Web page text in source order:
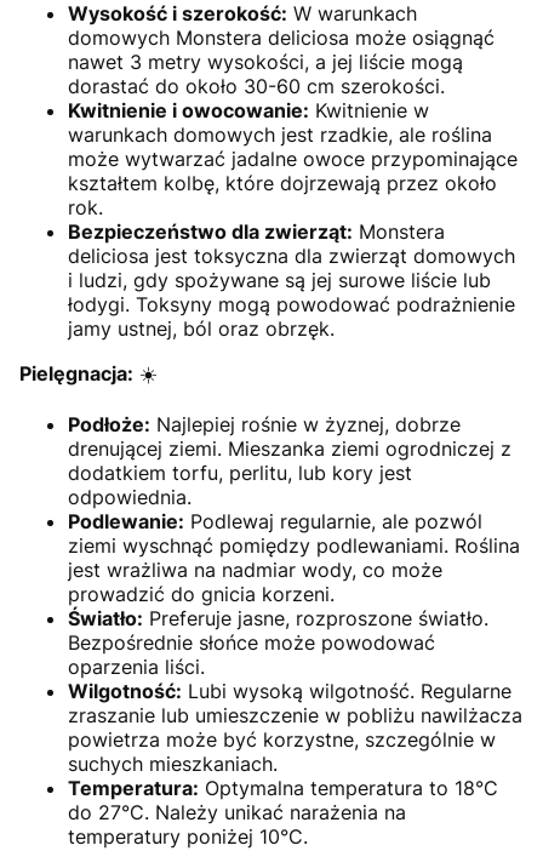
Wysokość i szerokość: W warunkach
domowych Monstera deliciosa może osiągnąć
nawet 3 metry wysokości, a jej liście mogą
dorastać do około 30-60 cm szerokości.
Kwitnienie i owocowanie: Kwitnienie w
warunkach domowych jest rzadkie, ale roślina
może wytwarzać jadalne owoce przypominające
kształtem kolbę, które dojrzewają przez około
rok.
Bezpieczeństwo dla zwierząt: Monstera
deliciosa jest toksyczna dla zwierząt domowych
i ludzi, gdy spożywane są jej surowe liście lub
łodygi. Toksyny mogą powodować podrażnienie
jamy ustnej, ból oraz obrzęk.
Pielęgnacja: ☀️
Podłoże: Najlepiej rośnie w żyznej, dobrze
drenującej ziemi. Mieszanka ziemi ogrodniczej z
dodatkiem torfu, perlitu, lub kory jest
odpowiednia.
Podlewanie: Podlewaj regularnie, ale pozwól
ziemi wyschnąć pomiędzy podlewaniami. Roślina
jest wrażliwa na nadmiar wody, co może
prowadzić do gnicia korzeni.
Światło: Preferuje jasne, rozproszone światło.
Bezpośrednie słońce może powodować
oparzenia liści.
Wilgotność: Lubi wysoką wilgotność. Regularne
zraszanie lub umieszczenie w pobliżu nawilżacza
powietrza może być korzystne, szczególnie w
suchych mieszkaniach.
Temperatura: Optymalna temperatura to 18°C
do 27°C. Należy unikać narażenia na
temperatury poniżej 10°C.